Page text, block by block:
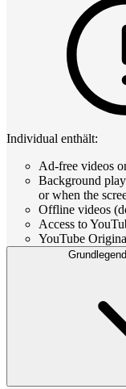
Individual enthält:
Ad-free videos
Background
or when the
Offline videos
Access to
YouTube